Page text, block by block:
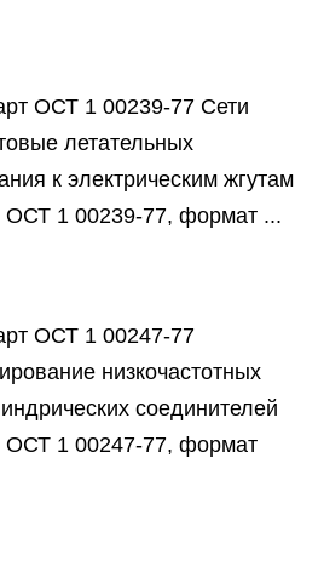
ОСТ 1 00239-77 Сети
летательных
к электрическим жгутам
ОСТ 1 00239-77, формат ...
ОСТ 1 00247-77
низкочастотных
соединителей
ОСТ 1 00247-77, формат